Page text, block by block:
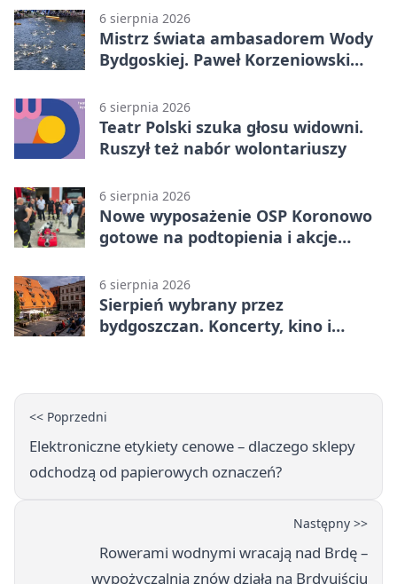
6 sierpnia 2026
Mistrz świata ambasadorem Wody
Bydgoskiej. Paweł Korzeniowski
6 sierpnia 2026
Teatr Polski szuka głosu widowni.
Ruszył też nabór wolontariuszy
6 sierpnia 2026
Nowe wyposażenie OSP Koronowo
gotowe na podtopienia i akcje
6 sierpnia 2026
Sierpień wybrany przez
bydgoszczan. Koncerty, kino i
<< Poprzedni
Elektroniczne etykiety cenowe – dlaczego sklepy
odchodzą od papierowych oznaczeń?
Następny >>
Rowerami wodnymi wracają nad Brdę –
wypożyczalnia znów działa na Brdyujściu